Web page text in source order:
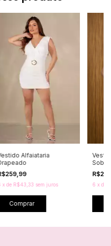
Alfaiataria
xde R$43,33 sem juros
Comprar
6 x de